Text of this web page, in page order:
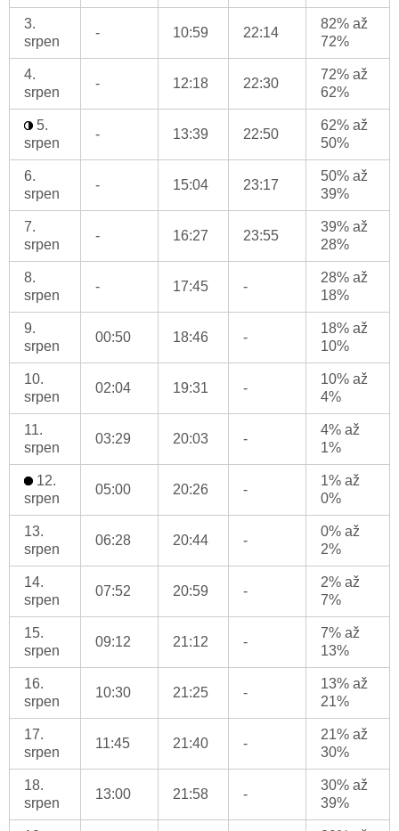
3.
srpen
- 10:59 22:14
82% až
72%
4.
srpen
- 12:18 22:30
72% až
62%
5.
srpen
- 13:39 22:50
62% až
50%
6.
srpen
- 15:04 23:17
50% až
39%
7.
srpen
- 16:27 23:55
39% až
28%
8.
srpen
- 17:45 -
28% až
18%
9.
srpen
00:50 18:46 -
18% až
10%
10.
srpen
02:04 19:31 -
10% až
4%
11.
srpen
03:29 20:03 -
4% až
1%
12.
srpen
05:00 20:26 -
1% až
0%
13.
srpen
06:28 20:44 -
0% až
2%
14.
srpen
07:52 20:59 -
2% až
7%
15.
srpen
09:12 21:12 -
7% až
13%
16.
srpen
10:30 21:25 -
13% až
21%
17.
srpen
11:45 21:40 -
21% až
30%
18.
srpen
13:00 21:58 -
30% až
39%